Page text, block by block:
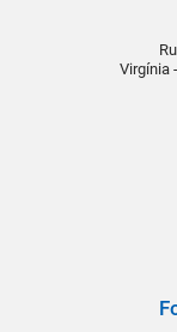
Virgínia